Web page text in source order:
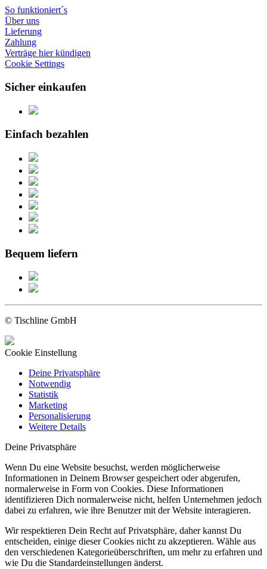
So funktioniert´s
Über uns
Lieferung
Zahlung
Verträge hier kündigen
Cookie Settings
Sicher einkaufen
Einfach bezahlen
Bequem liefern
© Tischline GmbH
Cookie Einstellung
Deine Privatsphäre
Notwendig
Statistik
Marketing
Personalisierung
Weitere Details
Deine Privatsphäre
Wenn Du eine Website besuchst, werden möglicherweise
Informationen in Deinem Browser gespeichert oder abgerufen,
normalerweise in Form von Cookies. Diese Informationen
identifizieren Dich normalerweise nicht, helfen Unternehmen jedoch
dabei zu erfahren, wie ihre Benutzer mit der Website interagieren.
Wir respektieren Dein Recht auf Privatsphäre, daher kannst Du
entscheiden, einige dieser Cookies nicht zu akzeptieren. Wähle aus
den verschiedenen Kategorieüberschriften, um mehr zu erfahren und
wie Du die Standardeinstellungen änderst.